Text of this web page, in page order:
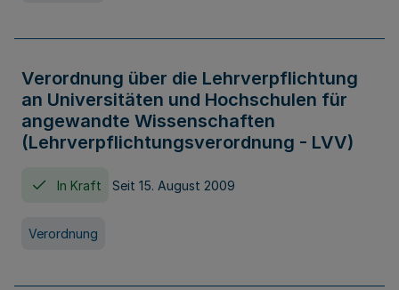
Verordnung über die Lehrverpflichtung
an Universitäten und Hochschulen für
angewandte Wissenschaften
(Lehrverpflichtungsverordnung - LVV)
In Kraft Seit 15. August 2009
Verordnung